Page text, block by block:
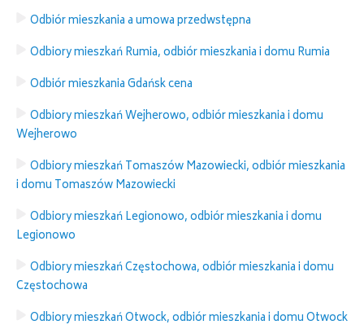
Odbiór mieszkania a umowa przedwstępna
Odbiory mieszkań Rumia, odbiór mieszkania i domu Rumia
Odbiór mieszkania Gdańsk cena
Odbiory mieszkań Wejherowo, odbiór mieszkania i domu
Wejherowo
Odbiory mieszkań Tomaszów Mazowiecki, odbiór mieszkania
i domu Tomaszów Mazowiecki
Odbiory mieszkań Legionowo, odbiór mieszkania i domu
Legionowo
Odbiory mieszkań Częstochowa, odbiór mieszkania i domu
Częstochowa
Odbiory mieszkań Otwock, odbiór mieszkania i domu Otwock